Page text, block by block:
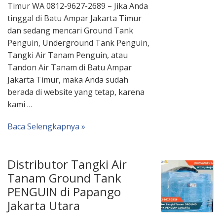
Timur WA 0812-9627-2689 – Jika Anda
tinggal di Batu Ampar Jakarta Timur
dan sedang mencari Ground Tank
Penguin, Underground Tank Penguin,
Tangki Air Tanam Penguin, atau
Tandon Air Tanam di Batu Ampar
Jakarta Timur, maka Anda sudah
berada di website yang tetap, karena
kami …
Baca Selengkapnya »
Distributor Tangki Air
Tanam Ground Tank
PENGUIN di Papango
Jakarta Utara